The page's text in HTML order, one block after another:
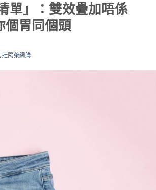
單」：雙效疊加唔係
個胃同個頭
壯陽藥網購